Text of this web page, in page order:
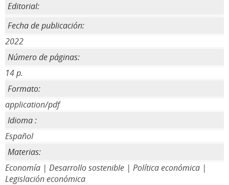
Editorial:
Fecha de publicación:
2022
Número de páginas:
14 p.
Formato:
application/pdf
Idioma :
Español
Materias:
Economía | Desarrollo sostenible | Política económica |
Legislación económica